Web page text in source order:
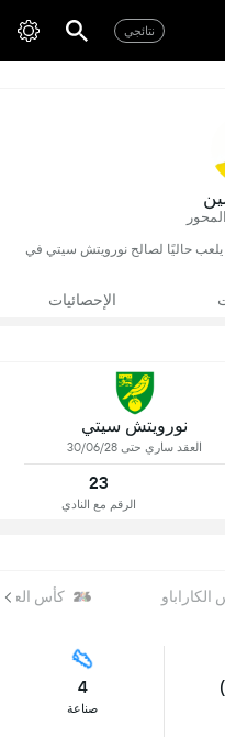
نتائجي
لاعب كرة قدم, يلعب حاليًا لصالح نورويتش سيتي في
الإحصائيات
نورويتش سيتي
العقد ساري حتى 30/06/28
23
الرقم مع النادي
كأس
4
صناعة